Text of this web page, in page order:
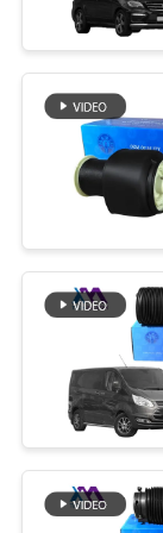
VISITE
DE
L'USINE
DE
QUALITÉ